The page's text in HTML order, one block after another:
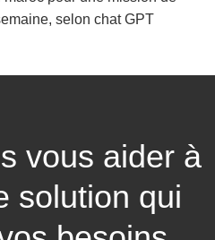
selon chat GPT
vous aider à
solution qui